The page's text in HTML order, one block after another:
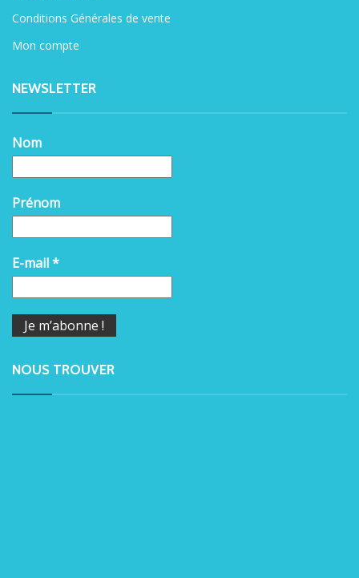
Conditions Générales de vente
Mon compte
NEWSLETTER
Nom
Prénom
E-mail*
NOUS TROUVER